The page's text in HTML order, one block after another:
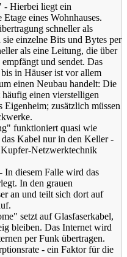
Hierbei liegt ein
eines Wohnhauses.
schneller als
einzelne Bits und Bytes per
als eine Leitung, die über
und sendet. Das
in Häuser ist vor allem
einen Neubau handelt: Die
einen vierstelligen
zusätzlich müssen
funktioniert quasi wie
Kabel nur in den Keller -
Netzwerktechnik
diesem Falle wird das
In den grauen
an und teilt sich dort auf
setzt auf Glasfaserkabel,
bleiben. Das Internet wird
per Funk übertragen.
- ein Faktor für die